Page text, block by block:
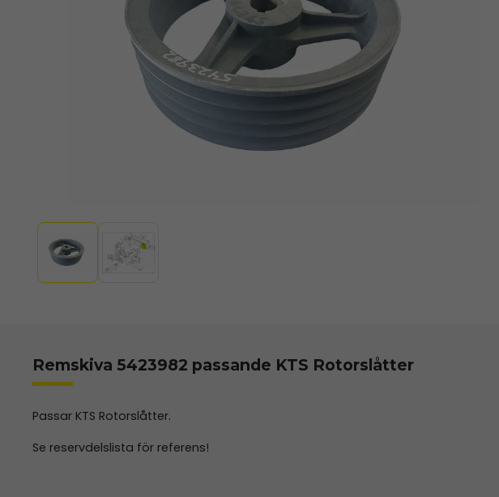
Remskiva 5423982 passande KTS Rotorslåtter
Passar KTS Rotorslåtter.
Se reservdelslista för referens!